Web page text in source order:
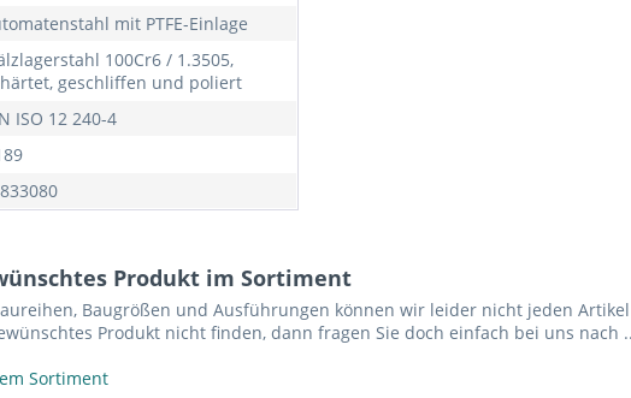
mit PTFE-Einlage
100Cr6 / 1.3505,
geschliffen und poliert
ISO 12 240-4
Produkt im Sortiment
Baugrößen und Ausführungen können wir leider nicht jeden
Produkt nicht finden, dann fragen Sie doch einfach bei uns
Sortiment